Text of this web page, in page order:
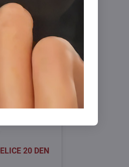
20 DEN